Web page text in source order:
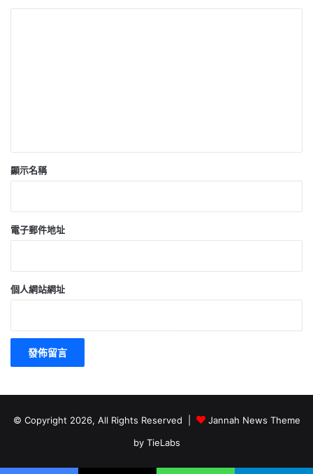
顯示名稱
電子郵件地址
個人網站網址
© Copyright 2026, All Rights Reserved |
Jannah News Theme
by TieLabs